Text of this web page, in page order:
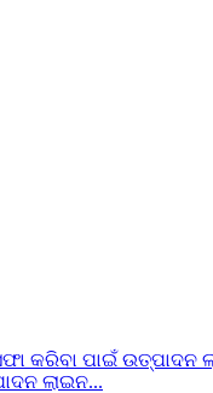
ଲାଇନ...